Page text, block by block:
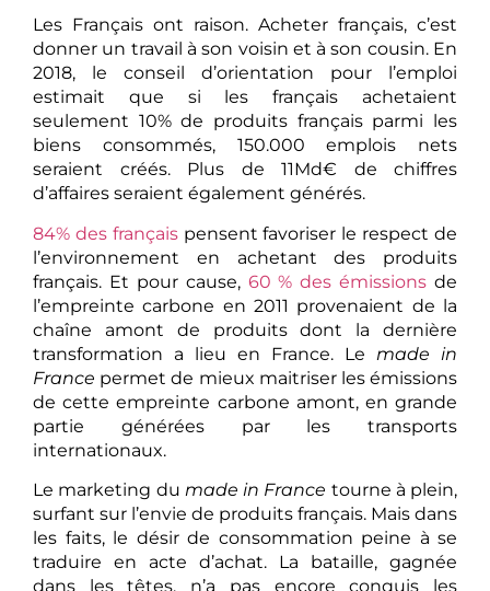
Les Français ont raison. Acheter français, c’est
donner un travail à son voisin et à son cousin. En
2018, le conseil d’orientation pour l’emploi
estimait que si les français achetaient
seulement 10% de produits français parmi les
biens consommés, 150.000 emplois nets
seraient créés. Plus de 11Md€ de chiffres
d’affaires seraient également générés.
84% des françaispensent favoriser le respect de
l’environnement en achetant des produits
français. Et pour cause, 60 % des émissions de
l’empreinte carbone en 2011 provenaient de la
chaîne amont de produits dont la dernière
transformation a lieu en France. Le made in
France permet de mieux maitriser les émissions
de cette empreinte carbone amont, en grande
partie générées par les transports
internationaux.
Le marketing du made in France tourne à plein,
surfant sur l’envie de produits français. Mais dans
les faits, le désir de consommation peine à se
traduire en acte d’achat. La bataille, gagnée
dans les têtes, n’a pas encore conquis les